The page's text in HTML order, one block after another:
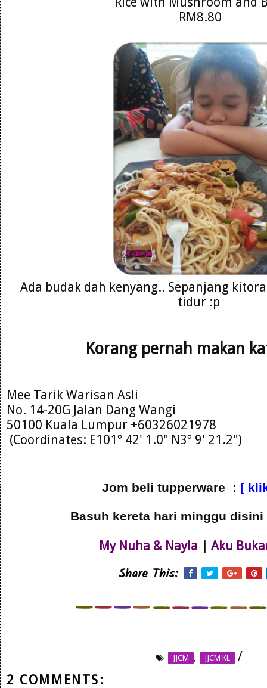
RM8.80
Ada budak dah kenyang.. Sepanjang
tidur :p
Korang pernah makan
Mee Tarik Warisan Asli
No. 14-20G Jalan Dang Wangi
50100 Kuala Lumpur +60326021978
(Coordinates: E101° 42' 1.0" N3° 9' 21.2")
Jom beli tupperware : [
Basuh kereta hari minggu
My Nuha & Nayla | Aku
Share This:
JJCM JJCM KL
/
2 COMMENTS: